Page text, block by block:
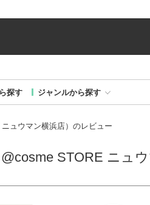
探す ジャンルから探す
ュウマン横浜店）のレビュー
STORE ニュ